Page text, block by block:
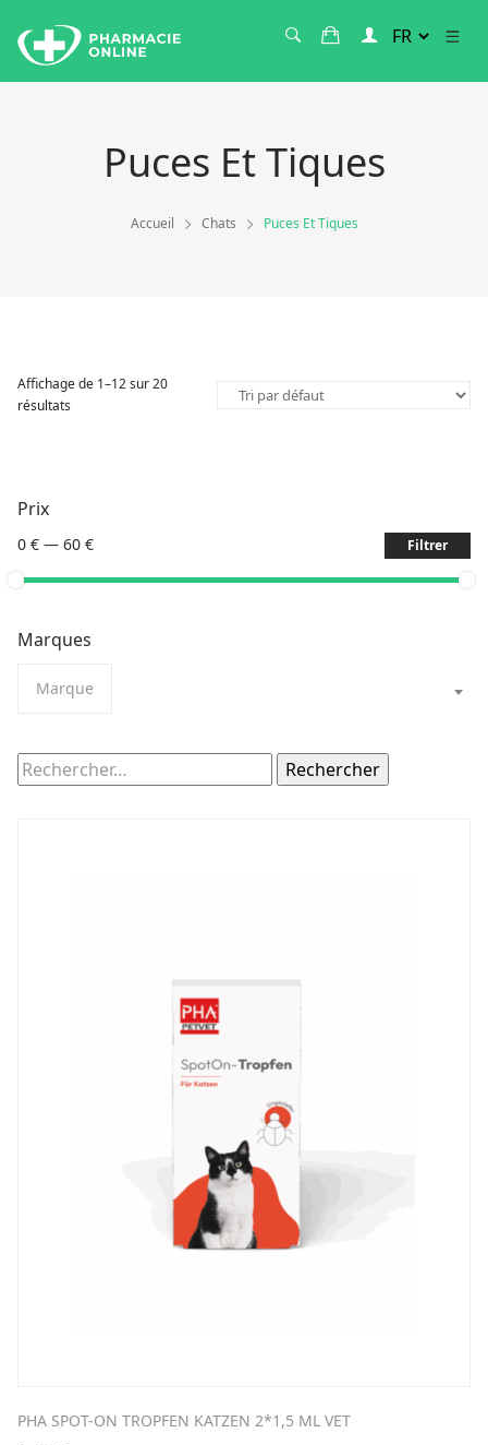
Puces Et Tiques
Accueil Chats Puces Et Tiques
Affichage de 1–12 sur 20
résultats
Prix
0 € — 60 € Filtrer
Marques
Marque
Rechercher :
PHA SPOT-ON TROPFEN KATZEN 2*1,5 ML VET